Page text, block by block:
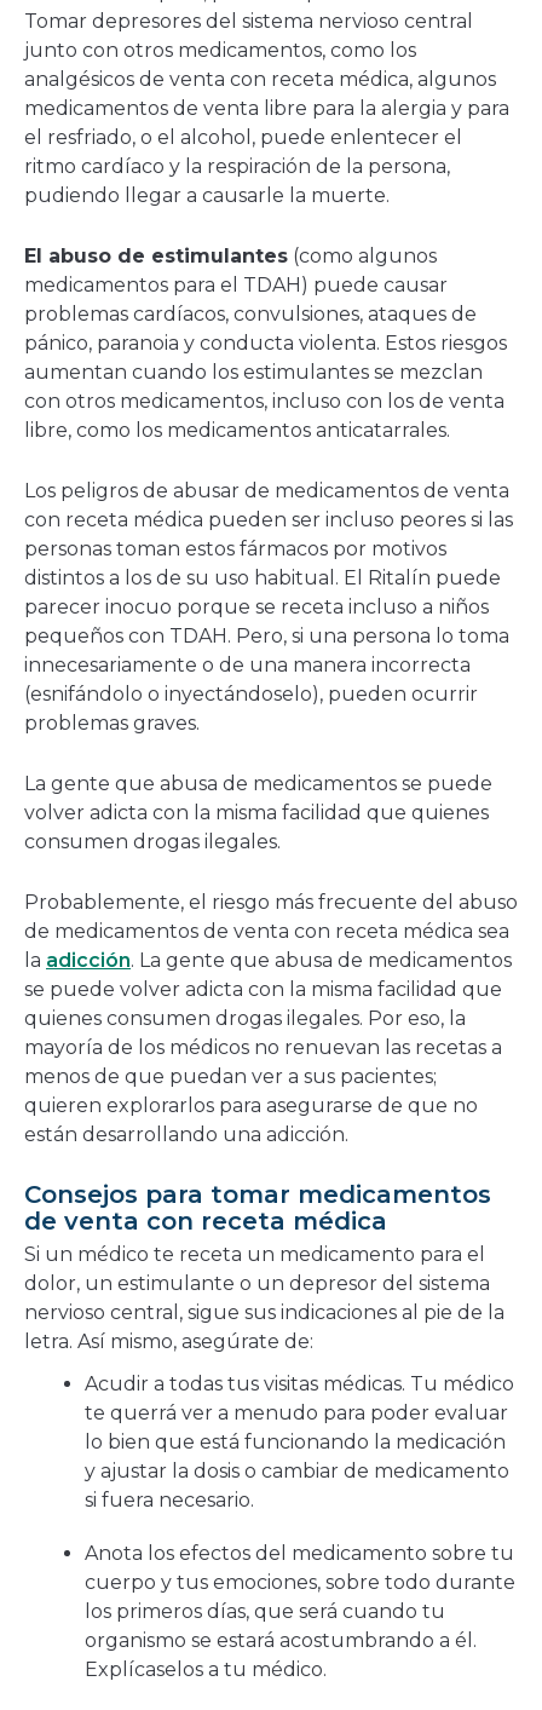
Tomar depresores del sistema nervioso central
junto con otros medicamentos, como los
analgésicos de venta con receta médica, algunos
medicamentos de venta libre para la alergia y para
el resfriado, o el alcohol, puede enlentecer el
ritmo cardíaco y la respiración de la persona,
pudiendo llegar a causarle la muerte.
El abuso de estimulantes (como algunos
medicamentos para el TDAH) puede causar
problemas cardíacos, convulsiones, ataques de
pánico, paranoia y conducta violenta. Estos riesgos
aumentan cuando los estimulantes se mezclan
con otros medicamentos, incluso con los de venta
libre, como los medicamentos anticatarrales.
Los peligros de abusar de medicamentos de venta
con receta médica pueden ser incluso peores si las
personas toman estos fármacos por motivos
distintos a los de su uso habitual. El Ritalín puede
parecer inocuo porque se receta incluso a niños
pequeños con TDAH. Pero, si una persona lo toma
innecesariamente o de una manera incorrecta
(esnifándolo o inyectándoselo), pueden ocurrir
problemas graves.
La gente que abusa de medicamentos se puede
volver adicta con la misma facilidad que quienes
consumen drogas ilegales.
Probablemente, el riesgo más frecuente del abuso
de medicamentos de venta con receta médica sea
la adicción. La gente que abusa de medicamentos
se puede volver adicta con la misma facilidad que
quienes consumen drogas ilegales. Por eso, la
mayoría de los médicos no renuevan las recetas a
menos de que puedan ver a sus pacientes;
quieren explorarlos para asegurarse de que no
están desarrollando una adicción.
Consejos para tomar medicamentos
de venta con receta médica
Si un médico te receta un medicamento para el
dolor, un estimulante o un depresor del sistema
nervioso central, sigue sus indicaciones al pie de la
letra. Así mismo, asegúrate de:
Acudir a todas tus visitas médicas. Tu médico
te querrá ver a menudo para poder evaluar
lo bien que está funcionando la medicación
y ajustar la dosis o cambiar de medicamento
si fuera necesario.
Anota los efectos del medicamento sobre tu
cuerpo y tus emociones, sobre todo durante
los primeros días, que será cuando tu
organismo se estará acostumbrando a él.
Explícaselos a tu médico.